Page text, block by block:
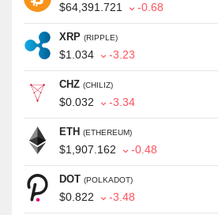
$64,391.721 -0.68
XRP (RIPPLE)
$1.034 -3.23
CHZ (CHILIZ)
$0.032 -3.34
ETH (ETHEREUM)
$1,907.162 -0.48
DOT (POLKADOT)
$0.822 -3.48